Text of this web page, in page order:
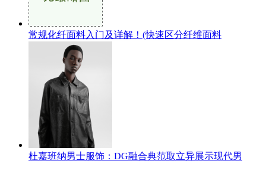
常规化纤面料入门及详解！(快速区分纤维面料
杜嘉班纳男士服饰：DG融合典范取立异展示现代男